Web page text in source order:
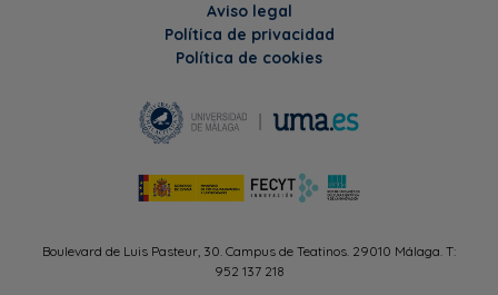
Boulevard de Luis Pasteur, 30. Campus de Teatinos. 29010 Málaga. T:
952 137 218
Aviso legal
Política de privacidad
Política de cookies